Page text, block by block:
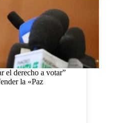
el derecho a votar”
la «Paz